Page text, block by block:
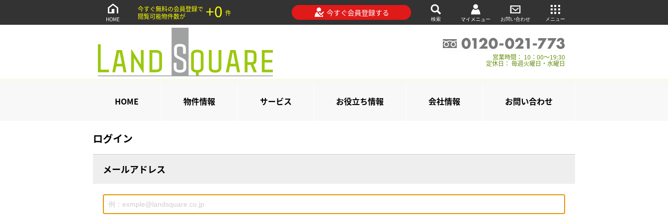
HOME
今すぐ無料の会員登録で
閲覧可能物件数が
+0 件 今すぐ会員登録する
検索 マイメニュー お問い合わせ メニュー
営業時間： 10：00～19:30
定休日： 毎週火曜日・水曜日
HOME 物件情報 サービス お役立ち情報 会社情報 お問い合わせ
ログイン
メールアドレス